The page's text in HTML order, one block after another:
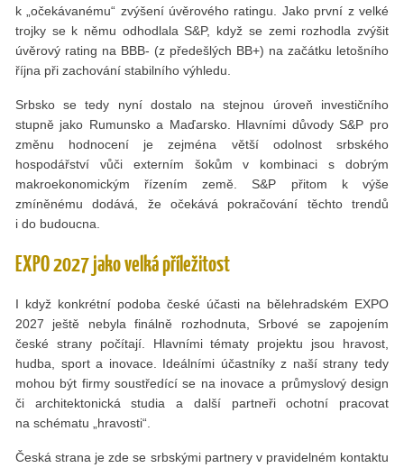
k „očekávanému“ zvýšení úvěrového ratingu. Jako první z velké
trojky se k němu odhodlala S&P, když se zemi rozhodla zvýšit
úvěrový rating na BBB- (z předešlých BB+) na začátku letošního
října při zachování stabilního výhledu.
Srbsko se tedy nyní dostalo na stejnou úroveň investičního
stupně jako Rumunsko a Maďarsko. Hlavními důvody S&P pro
změnu hodnocení je zejména větší odolnost srbského
hospodářství vůči externím šokům v kombinaci s dobrým
makroekonomickým řízením země. S&P přitom k výše
zmíněnému dodává, že očekává pokračování těchto trendů
i do budoucna.
EXPO 2027 jako velká příležitost
I když konkrétní podoba české účasti na bělehradském EXPO
2027 ještě nebyla finálně rozhodnuta, Srbové se zapojením
české strany počítají. Hlavními tématy projektu jsou hravost,
hudba, sport a inovace. Ideálními účastníky z naší strany tedy
mohou být firmy soustředící se na inovace a průmyslový design
či architektonická studia a další partneři ochotní pracovat
na schématu „hravosti“.
Česká strana je zde se srbskými partnery v pravidelném kontaktu